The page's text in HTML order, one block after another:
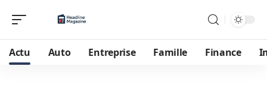
Actu Auto Entreprise Famille Finance